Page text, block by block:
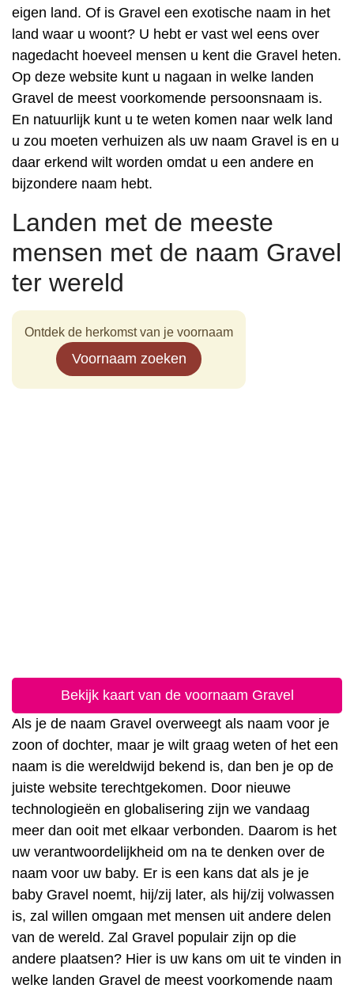
eigen land. Of is Gravel een exotische naam in het
land waar u woont? U hebt er vast wel eens over
nagedacht hoeveel mensen u kent die Gravel heten.
Op deze website kunt u nagaan in welke landen
Gravel de meest voorkomende persoonsnaam is.
En natuurlijk kunt u te weten komen naar welk land
u zou moeten verhuizen als uw naam Gravel is en u
daar erkend wilt worden omdat u een andere en
bijzondere naam hebt.
Landen met de meeste
mensen met de naam Gravel
ter wereld
Ontdek de herkomst van je voornaam
Voornaam zoeken
Bekijk kaart van de voornaam Gravel
Als je de naam Gravel overweegt als naam voor je
zoon of dochter, maar je wilt graag weten of het een
naam is die wereldwijd bekend is, dan ben je op de
juiste website terechtgekomen. Door nieuwe
technologieën en globalisering zijn we vandaag
meer dan ooit met elkaar verbonden. Daarom is het
uw verantwoordelijkheid om na te denken over de
naam voor uw baby. Er is een kans dat als je je
baby Gravel noemt, hij/zij later, als hij/zij volwassen
is, zal willen omgaan met mensen uit andere delen
van de wereld. Zal Gravel populair zijn op die
andere plaatsen? Hier is uw kans om uit te vinden in
welke landen Gravel de meest voorkomende naam